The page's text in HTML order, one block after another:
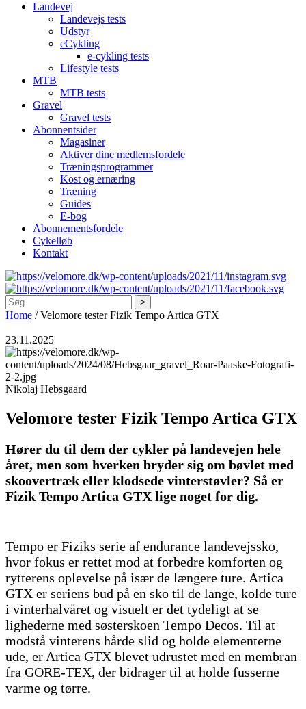
Landevej
Landevejs tests
Udstyr
eCykling
e-cykling tests
Lifestyle tests
MTB
MTB tests
Gravel
Gravel tests
Abonnentsider
Magasiner
Aktiver dine medlemsfordele
Træningsprogrammer
Kost og ernæring
Træning
Guides
E-bog
Abonnementsfordele
Cykelløb
Kontakt
Søg
Home /Velomore tester Fizik Tempo Artica GTX
23.11.2025
Nikolaj Hebsgaard
Velomore tester Fizik Tempo Artica GTX
Hører du til dem der cykler på landevejen hele
året, men som hverken bryder sig om bøvlet med
skoovertræk eller klodsede vinterstøvler? Så er
Fizik Tempo Artica GTX lige noget for dig.
Tempo er Fiziks serie af endurance landevejssko,
hvor fokus er rettet mod at forbedre komforten og
rytterens oplevelse på især de længere ture. Artica
GTX er seriens bud på en sko til de lange, kolde ture
i vinterhalvåret og visuelt er det tydeligt at se
lighederne med søsterskoen Tempo Decos. Til at
modstå vinterens hårde slid og holde elementerne
ude, er Artica GTX blevet udrustet med en membran
fra GORE-TEX, der bidrager til at holde fusserne
varme og tørre.